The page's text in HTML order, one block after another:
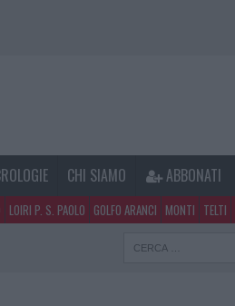
CHI SIAMO ABBONATI
LOIRI P. S. PAOLO GOLFO ARANCI MONTI TELTI